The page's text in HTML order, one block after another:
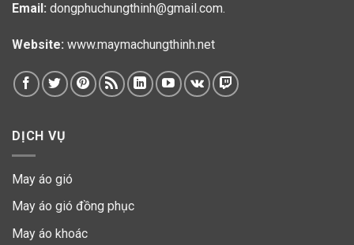
Email: dongphuchungthinh@gmail.com.
Website: www.maymachungthinh.net
DỊCH VỤ
May áo gió
May áo gió đồng phục
May áo khoác